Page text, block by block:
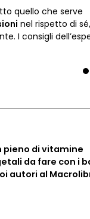
quello che serve
nel rispetto di
I consigli
pieno di vitamine
da fare con i
autori al